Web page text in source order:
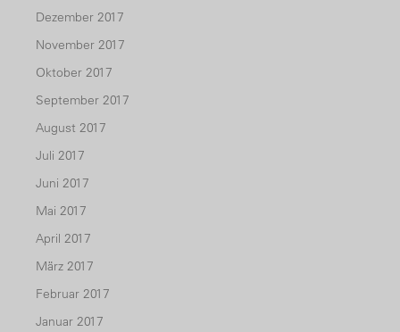
Dezember 2017
November 2017
Oktober 2017
September 2017
August 2017
Juli 2017
Juni 2017
Mai 2017
April 2017
März 2017
Februar 2017
Januar 2017